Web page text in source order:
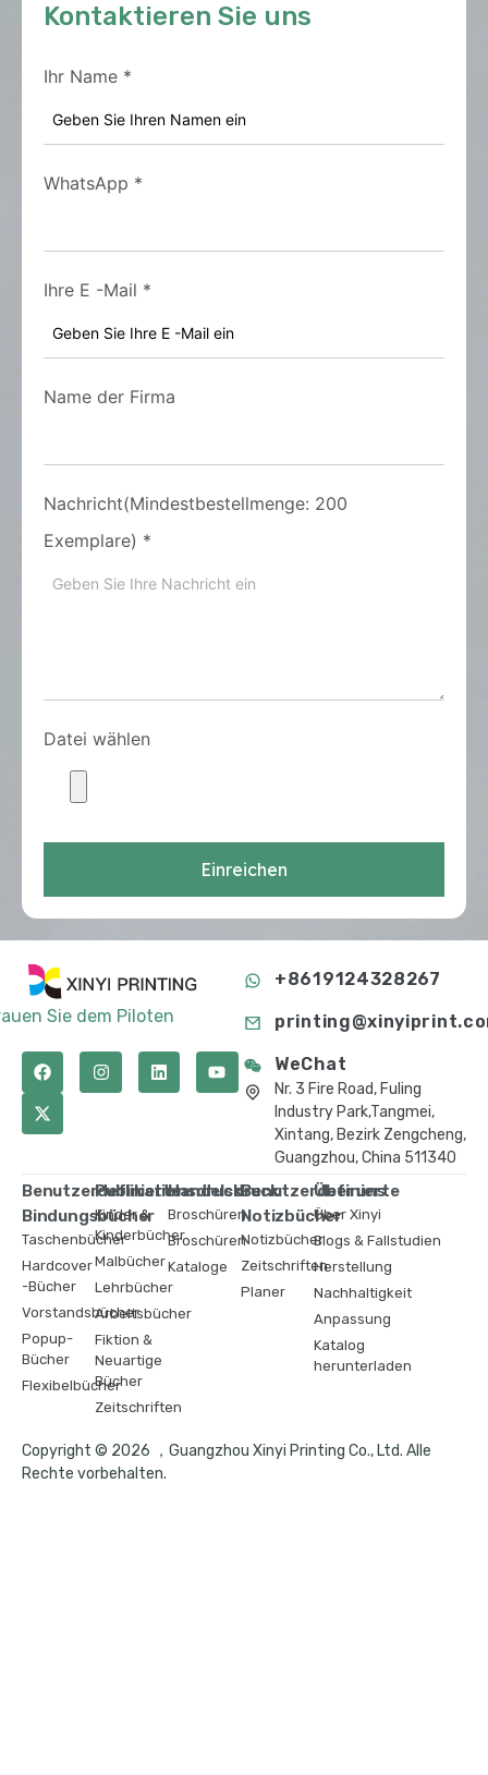
Kontaktieren Sie uns
Ihr Name *
WhatsApp *
Ihre E -Mail *
Name der Firma
Nachricht(Mindestbestellmenge: 200
Exemplare) *
Datei wählen
Einreichen
Sie dem Piloten
+8619124328267
WeChat
Nr. 3 Fire Road, Fuling
Industry Park,Tangmei,
Xintang, Bezirk Zengcheng,
Guangzhou, China 511340
Benutzerdefinierte
Bindungsbücher
Taschenbücher
Hardcover
-Bücher
Vorstandsbücher
Popup-
Bücher
Flexibelbücher
Publikationsdruck
Kinder &
Kinderbücher
Malbücher
Lehrbücher
Arbeitsbücher
Fiktion &
Neuartige
Bücher
Zeitschriften
Handelsdruck
Broschüren
Broschüren
Kataloge
Benutzerdefinierte
Notizbücher
Notizbücher
Zeitschriften
Planer
Über uns
Über Xinyi
Blogs & Fallstudien
Herstellung
Nachhaltigkeit
Anpassung
Katalog
herunterladen
Copyright © 2026 ，Guangzhou Xinyi Printing Co., Ltd. Alle
Rechte vorbehalten.